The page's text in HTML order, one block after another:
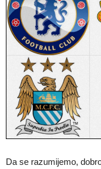
Da se razumijemo,